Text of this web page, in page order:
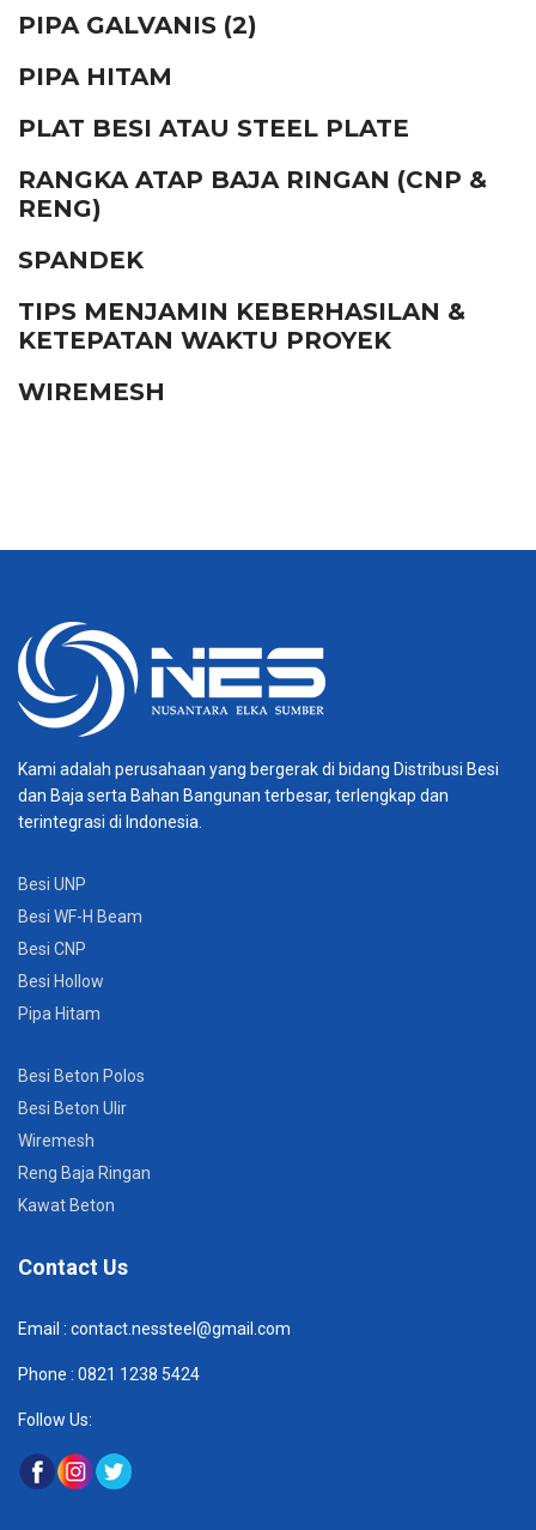
PIPA GALVANIS (2)
PIPA HITAM
PLAT BESI ATAU STEEL PLATE
RANGKA ATAP BAJA RINGAN (CNP &
RENG)
SPANDEK
TIPS MENJAMIN KEBERHASILAN &
KETEPATAN WAKTU PROYEK
WIREMESH
Kami adalah perusahaan yang bergerak di bidang Distribusi Besi
dan Baja serta Bahan Bangunan terbesar, terlengkap dan
terintegrasi di Indonesia.
Besi UNP
Besi WF-H Beam
Besi CNP
Besi Hollow
Pipa Hitam
Besi Beton Polos
Besi Beton Ulir
Wiremesh
Reng Baja Ringan
Kawat Beton
Contact Us
Email : contact.nessteel@gmail.com
Phone : 0821 1238 5424
Follow Us: